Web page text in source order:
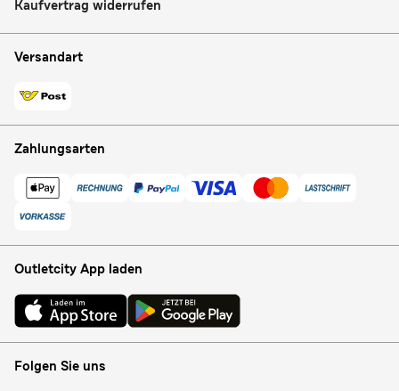
Kaufvertrag widerrufen
Versandart
Zahlungsarten
Outletcity App laden
Folgen Sie uns